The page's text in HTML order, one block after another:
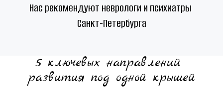
Нас рекомендуют неврологи и психиатры
Санкт-Петербурга
5 ключевых направлений
развития под одной крышей